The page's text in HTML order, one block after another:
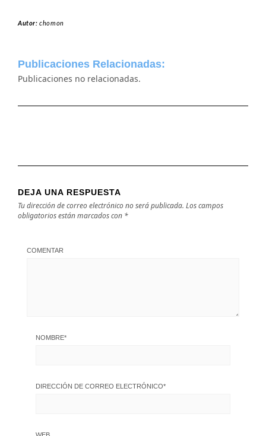
Autor:chomon
Publicaciones Relacionadas:
Publicaciones no relacionadas.
DEJA UNA RESPUESTA
Tu dirección de correo electrónico no será publicada. Los campos
obligatorios están marcados con *
COMENTAR
NOMBRE*
DIRECCIÓN DE CORREO ELECTRÓNICO*